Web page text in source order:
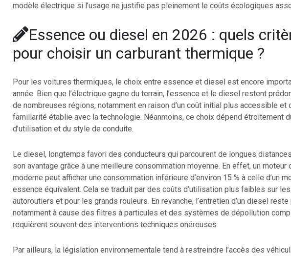
modèle électrique si l’usage ne justifie pas pleinement le coûts écologiques
Essence ou diesel en 2026 : quels
pour choisir un carburant thermique ?
Pour les voitures thermiques, le choix entre essence et diesel est encore
année. Bien que l’électrique gagne du terrain, l’essence et le diesel restent
de nombreuses régions, notamment en raison d’un coût initial plus accessible et
familiarité établie avec la technologie. Néanmoins, ce choix dépend étroitement
d’utilisation et du style de conduite.
Le diesel, longtemps favori des conducteurs qui parcourent de longues
son avantage grâce à une meilleure consommation moyenne. En effet, un moteur
moderne peut afficher une consommation inférieure d’environ 15 % à celle d’un
essence équivalent. Cela se traduit par des coûts d’utilisation plus faibles sur
autoroutiers et pour les grands rouleurs. En revanche, l’entretien d’un diesel
notamment à cause des filtres à particules et des systèmes de dépollution
requièrent souvent des interventions techniques onéreuses.
Par ailleurs, la législation environnementale tend à restreindre l’accès des